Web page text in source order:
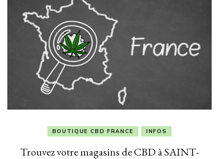
BOUTIQUE CBD FRANCE INFOS
Trouvez votre magasins de CBD à SAINT-